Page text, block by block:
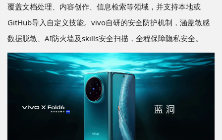
覆盖文档处理、内容创作、信息检索等领域，并支持本地或
GitHub导入自定义技能。vivo自研的安全防护机制，涵盖敏感
数据脱敏、AI防火墙及skills安全扫描，全程保障隐私安全。